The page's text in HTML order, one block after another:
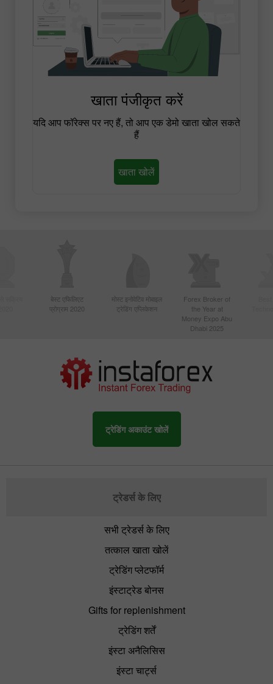
खाता पंजीकृत करें
यदि आप फॉरेक्स पर नए हैं, तो आप एक डेमो खाता खोल सकते
हैं
खाता खोलें
बेस्ट एफिलिएट
प्रोग्राम 2020
मोस्ट इनोवेटिव मोबाइल
ट्रेडिंग एप्लिकेशन
Forex Broker of
the Year at
Money Expo Abu
Dhabi 2025
ट्रेडिंग अकाउंट खोलें
ट्रेडर्स के लिए
सभी ट्रेडर्स के लिए
तत्काल खाता खोलें
ट्रेडिंग प्लेटफॉर्म
इंस्टाट्रेड बोनस
Gifts for replenishment
ट्रेडिंग शर्तें
इंस्टा अनैलिसिस
इंस्टा चार्ट्स